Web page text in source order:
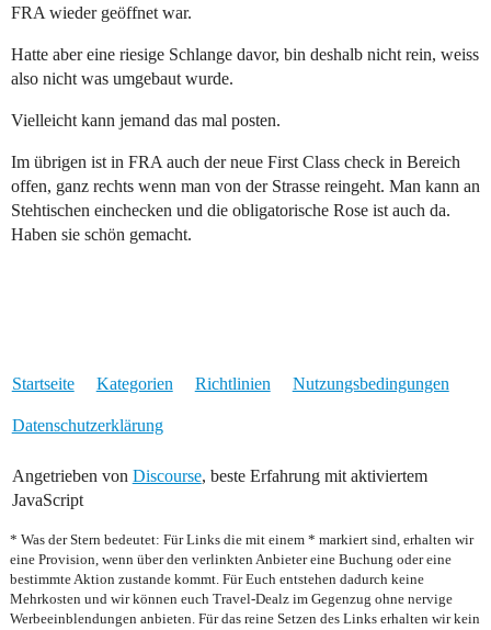
FRA wieder geöffnet war.
Hatte aber eine riesige Schlange davor, bin deshalb nicht rein, weiss
also nicht was umgebaut wurde.
Vielleicht kann jemand das mal posten.
Im übrigen ist in FRA auch der neue First Class check in Bereich
offen, ganz rechts wenn man von der Strasse reingeht. Man kann an
Stehtischen einchecken und die obligatorische Rose ist auch da.
Haben sie schön gemacht.
Startseite Kategorien Richtlinien Nutzungsbedingungen
Datenschutzerklärung
Angetrieben von Discourse, beste Erfahrung mit aktiviertem
JavaScript
* Was der Stern bedeutet: Für Links die mit einem * markiert sind, erhalten wir
eine Provision, wenn über den verlinkten Anbieter eine Buchung oder eine
bestimmte Aktion zustande kommt. Für Euch entstehen dadurch keine
Mehrkosten und wir können euch Travel-Dealz im Gegenzug ohne nervige
Werbeeinblendungen anbieten. Für das reine Setzen des Links erhalten wir kein